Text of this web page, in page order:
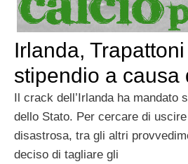
Irlanda,
stipendio a causa
Il crack dell’Irlanda ha mandato
dello Stato. Per cercare di
disastrosa, tra gli altri
deciso di tagliare gli